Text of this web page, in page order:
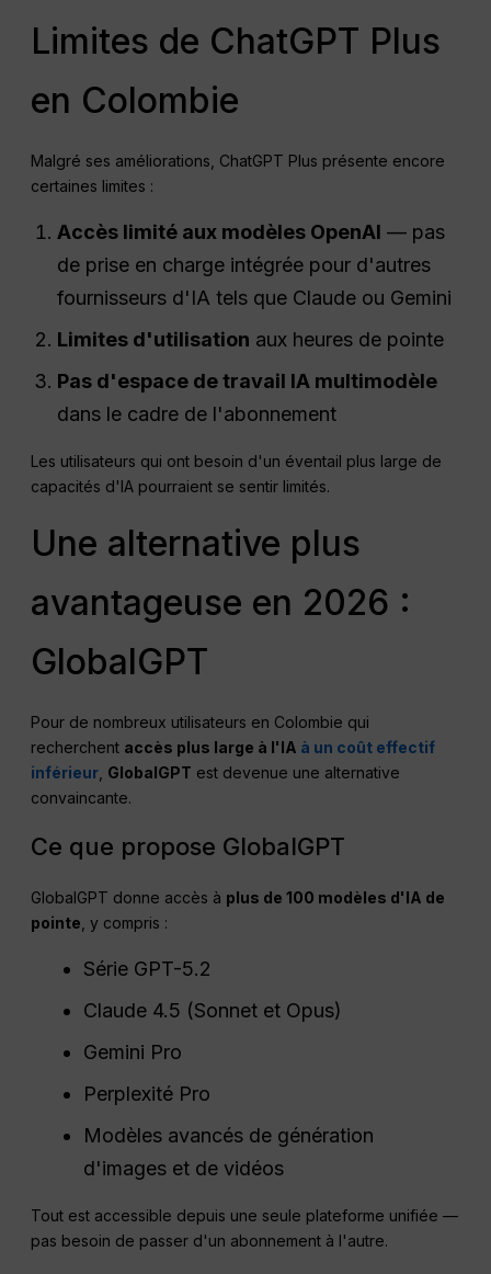
Limites de ChatGPT Plus
en Colombie
Malgré ses améliorations, ChatGPT Plus présente encore
certaines limites :
Accès limité aux modèles OpenAI — pas
de prise en charge intégrée pour d'autres
fournisseurs d'IA tels que Claude ou Gemini
Limites d'utilisation aux heures de pointe
Pas d'espace de travail IA multimodèle
dans le cadre de l'abonnement
Les utilisateurs qui ont besoin d'un éventail plus large de
capacités d'IA pourraient se sentir limités.
Une alternative plus
avantageuse en 2026 :
GlobalGPT
Pour de nombreux utilisateurs en Colombie qui
recherchent accès plus large à l'IA à un coût effectif
inférieur GlobalGPT est devenue une alternative
convaincante.
Ce que propose GlobalGPT
GlobalGPT donne accès à plus de 100 modèles d'IA de
pointe , y compris :
Série GPT-5.2
Claude 4.5 (Sonnet et Opus)
Gemini Pro
Perplexité Pro
Modèles avancés de génération
d'images et de vidéos
Tout est accessible depuis une seule plateforme unifiée —
pas besoin de passer d'un abonnement à l'autre.